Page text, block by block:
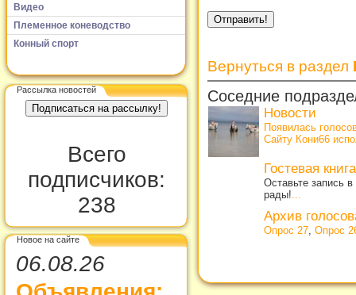
Видео
Племенное коневодство
Конный спорт
Рассылка новостей
Всего
подписчиков:
238
Новое на сайте
06.08.26
Вернуться в раздел
Соседние
Новости
Появилась
Сайту Кони66
Гостевая книга
Оставьте запись
рады!
Архив
Опрос 27 Опрос